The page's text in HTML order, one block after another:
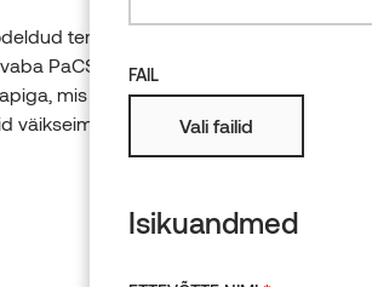
terrassilaudu
PaCS-
mis võimaldab
väikseima aja- ja
FAIL
Vali failid
Isikuandmed